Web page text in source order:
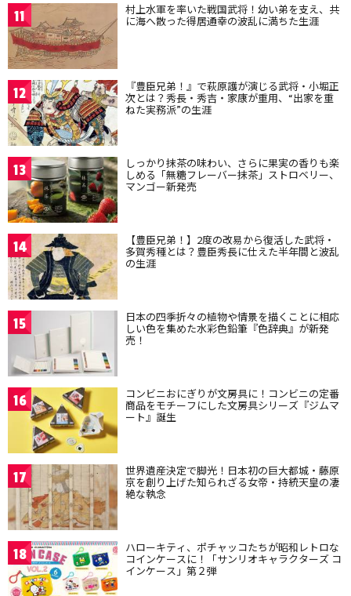
11 村上水軍を率いた戦国武将！幼い弟を支え、共
に海へ散った得居通幸の波乱に満ちた生涯
12 『豊臣兄弟！』で萩原護が演じる武将・小堀正
次とは？秀長・秀吉・家康が重用、“出家を重
ねた実務派”の生涯
13 しっかり抹茶の味わい、さらに果実の香りも楽
しめる「無糖フレーバー抹茶」ストロベリー、
マンゴー新発売
14 【豊臣兄弟！】2度の改易から復活した武将・
多賀秀種とは？豊臣秀長に仕えた半年間と波乱
の生涯
15 日本の四季折々の植物や情景を描くことに相応
しい色を集めた水彩色鉛筆『色辞典』が新発
売！
16 コンビニおにぎりが文房具に！コンビニの定番
商品をモチーフにした文房具シリーズ『ジムマ
ート』誕生
17 世界遺産決定で脚光！日本初の巨大都城・藤原
京を創り上げた知られざる女帝・持統天皇の凄
絶な執念
18 ハローキティ、ポチャッコたちが昭和レトロな
コインケースに！「サンリオキャラクターズ コ
インケース」第２弾